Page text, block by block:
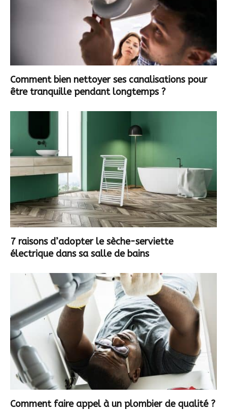
Comment bien nettoyer ses canalisations pour
être tranquille pendant longtemps ?
7 raisons d’adopter le sèche-serviette
électrique dans sa salle de bains
Comment faire appel à un plombier de qualité ?